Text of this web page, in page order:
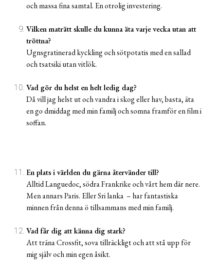
och massa fina samtal. En otrolig investering.
Vilken maträtt skulle du kunna äta varje vecka utan att
tröttna?
Ugnsgratinerad kyckling och sötpotatis med en sallad
och tsatsiki utan vitlök.
Vad gör du helst en helt ledig dag?
Då vill jag helst ut och vandra i skog eller hav, basta, äta
en go dmiddag med min familj och somna framför en film i
soffan.
En plats i världen du gärna återvänder till?
Alltid Languedoc, södra Frankrike och vårt hem där nere.
Men annars Paris. Eller Sri lanka – har fantastiska
minnen från denna ö tillsammans med min familj.
Vad får dig att känna dig stark?
Att träna Crossfit, sova tillräckligt och att stå upp för
mig själv och min egen åsikt.